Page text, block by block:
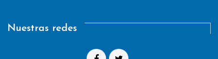
Nuestras redes